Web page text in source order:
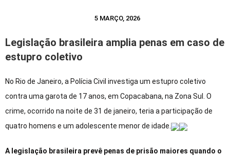
5 MARÇO, 2026
Legislação brasileira amplia penas em caso de
estupro coletivo
No Rio de Janeiro, a Polícia Civil investiga um estupro coletivo
contra uma garota de 17 anos, em Copacabana, na Zona Sul. O
crime, ocorrido na noite de 31 de janeiro, teria a participação de
quatro homens e um adolescente menor de idade.
A legislação brasileira prevê penas de prisão maiores quando o